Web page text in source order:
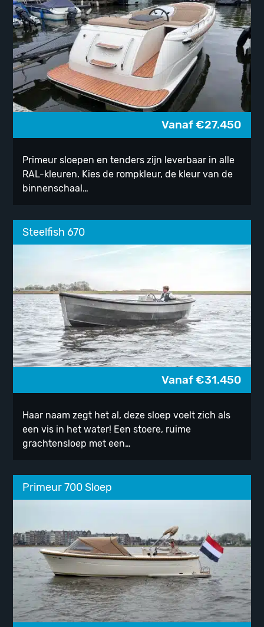
Vanaf€27.450
Primeur sloepen en tenders zijn leverbaar in alle
RAL-kleuren. Kies de rompkleur, de kleur van de
binnenschaal…
Steelfish 670
Vanaf€31.450
Haar naam zegt het al, deze sloep voelt zich als
een vis in het water! Een stoere, ruime
grachtensloep met een…
Primeur 700 Sloep